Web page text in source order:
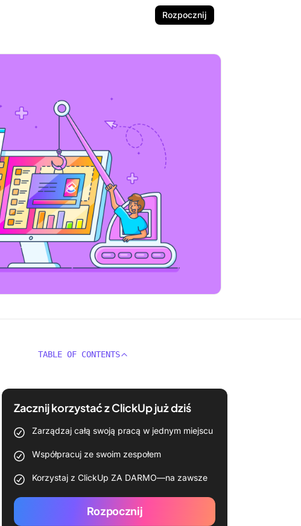
Rozpocznij
TABLE OF CONTENTS
Zacznij korzystać z ClickUp już dziś
Zarządzaj całą swoją pracą w jednym miejscu
Współpracuj ze swoim zespołem
Korzystaj z ClickUp ZA DARMO—na zawsze
Rozpocznij